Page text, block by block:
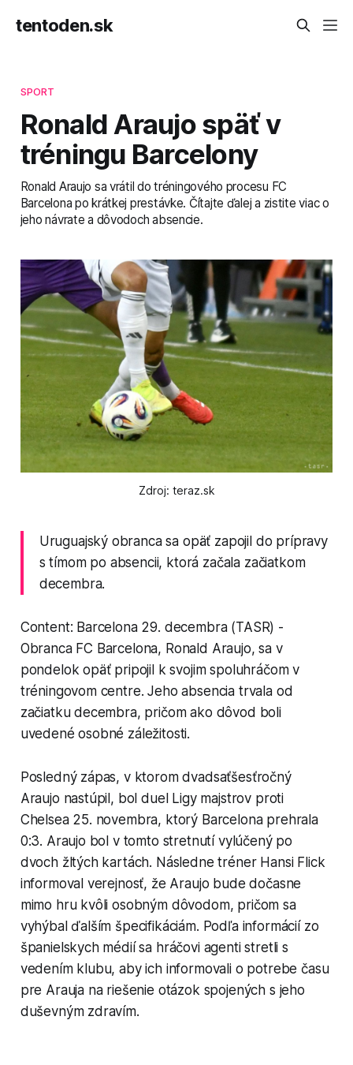
tentoden.sk
SPORT
Ronald Araujo späť v
tréningu Barcelony
Ronald Araujo sa vrátil do tréningového procesu FC
Barcelona po krátkej prestávke. Čítajte ďalej a zistite viac o
jeho návrate a dôvodoch absencie.
Zdroj: teraz.sk
Uruguajský obranca sa opäť zapojil do prípravy
s tímom po absencii, ktorá začala začiatkom
decembra.
Content: Barcelona 29. decembra (TASR) -
Obranca FC Barcelona, Ronald Araujo, sa v
pondelok opäť pripojil k svojim spoluhráčom v
tréningovom centre. Jeho absencia trvala od
začiatku decembra, pričom ako dôvod boli
uvedené osobné záležitosti.
Posledný zápas, v ktorom dvadsaťšesťročný
Araujo nastúpil, bol duel Ligy majstrov proti
Chelsea 25. novembra, ktorý Barcelona prehrala
0:3. Araujo bol v tomto stretnutí vylúčený po
dvoch žltých kartách. Následne tréner Hansi Flick
informoval verejnosť, že Araujo bude dočasne
mimo hru kvôli osobným dôvodom, pričom sa
vyhýbal ďalším špecifikáciám. Podľa informácií zo
španielskych médií sa hráčovi agenti stretli s
vedením klubu, aby ich informovali o potrebe času
pre Arauja na riešenie otázok spojených s jeho
duševným zdravím.